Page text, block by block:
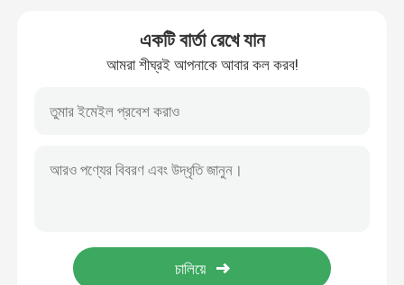
রেলওয়ে ফরজিং যন্ত্রাংশ
রেলওয়ে সাসপেনশন সিস্টেম
রেলওয়ে ব্রেকিং সিস্টেম
রেলওয়ে হুইল এবং এক্সেল
একটি বার্তা রেখে যান
আমরা শীঘ্রই আপনাকে আবার কল করব!